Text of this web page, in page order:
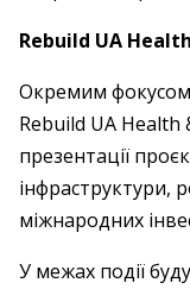
Rebuild UA
Окремим фокусом
Rebuild UA
презентації
інфраструктури,
міжнародних
У межах події